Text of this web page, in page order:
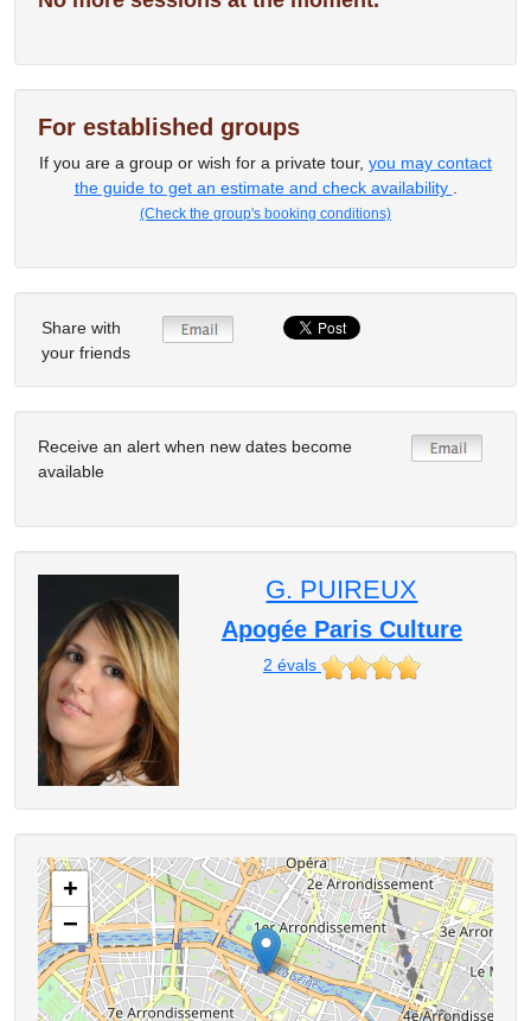
For established groups
If you are a group or wish for a private tour, you may contact
the guide to get an estimate and check availability
(Check the group's booking conditions)
Share with
your friends
Receive an alert when new dates become
available
G. PUIREUX
Apogée Paris Culture
2 évals
+
−